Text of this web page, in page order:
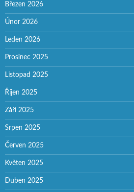
Březen 2026
Únor 2026
Leden 2026
Prosinec 2025
Listopad 2025
Říjen 2025
Září 2025
Srpen 2025
Červen 2025
Květen 2025
Duben 2025